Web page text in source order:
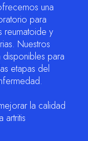
una
para
reumatoide y
Nuestros
para
etapas del
la calidad